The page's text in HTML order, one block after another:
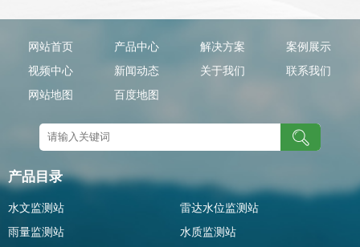
网站首页 产品中心 解决方案
案例展示
视频中心
新闻动态 关于我们
联系我们
网站地图
百度地图
产品目录
水文监测站
雷达水位监测站
雨量监测站
水质监测站